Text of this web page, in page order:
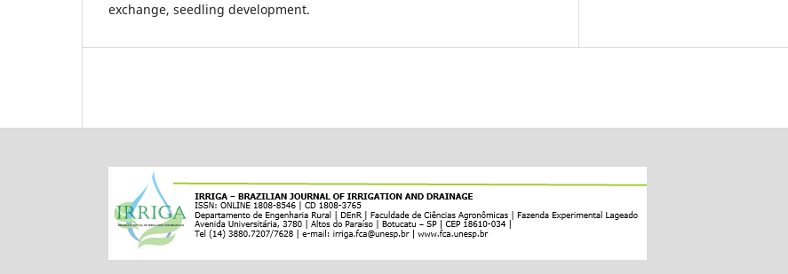
exchange, seedling development.